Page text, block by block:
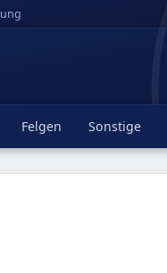
Felgen Sonstige